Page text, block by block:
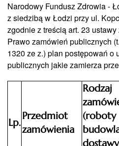
Narodowy Fundusz Zdrowia -
z siedzibą w Łodzi przy ul.
zgodnie z treścią art. 23
Prawo zamówień publicznych
1320 ze z.) plan postępowań o
publicznych jakie zamierza
Lp.
Przedmiot
zamówienia
Rodzaj
(roboty